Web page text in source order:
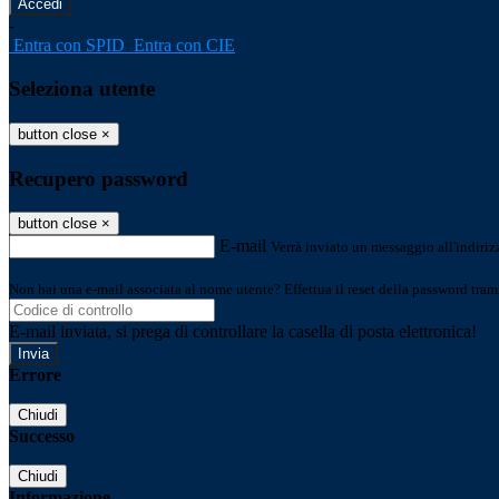
-
Entra con SPID Entra con CIE
Seleziona utente
button close ×
Recupero password
button close ×
E-mail Verrà inviato un messaggio
Non hai una e-mail associata al nome utente? Effettua il reset della password
E-mail inviata, si prega di controllare la casella di posta elettronica!
Errore
Chiudi
Successo
Chiudi